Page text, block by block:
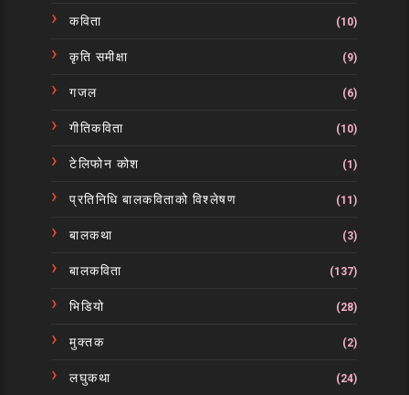
कविता (10)
कृति समीक्षा (9)
गजल (6)
गीतिकविता (10)
टेलिफोन कोश (1)
प्रतिनिधि बालकविताको विश्लेषण (11)
बालकथा (3)
बालकविता (137)
भिडियो (28)
मुक्तक (2)
लघुकथा (24)